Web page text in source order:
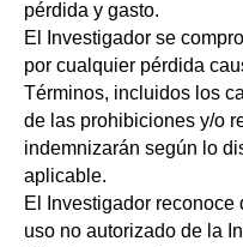
pérdida y gasto.
El Investigador se
por cualquier pérdida
Términos, incluidos los
de las prohibiciones y/o
indemnizarán según lo
aplicable.
El Investigador reconoce
uso no autorizado de la